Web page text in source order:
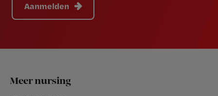
Aanmelden
Footer
Meer nursing